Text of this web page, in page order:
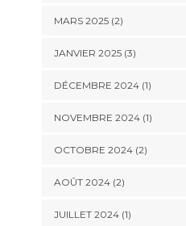
MARS 2025(2)
JANVIER 2025(3)
DÉCEMBRE 2024(1)
NOVEMBRE 2024(1)
OCTOBRE 2024(2)
AOÛT 2024(2)
JUILLET 2024(1)